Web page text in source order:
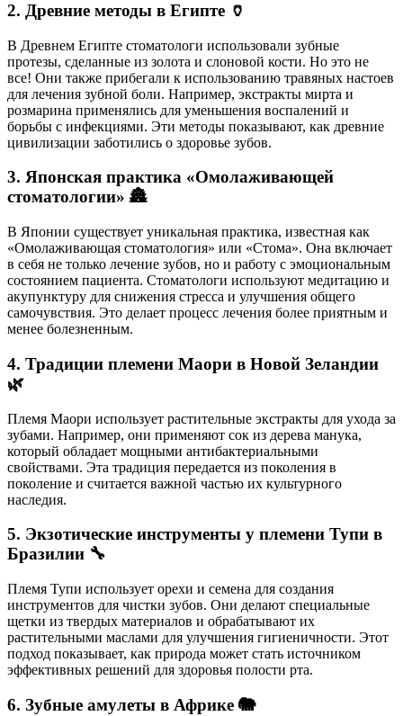
2. Древние методы в Египте 🏺
В Древнем Египте стоматологи использовали зубные
протезы, сделанные из золота и слоновой кости. Но это не
все! Они также прибегали к использованию травяных настоев
для лечения зубной боли. Например, экстракты мирта и
розмарина применялись для уменьшения воспалений и
борьбы с инфекциями. Эти методы показывают, как древние
цивилизации заботились о здоровье зубов.
3. Японская практика «Омолаживающей
стоматологии» 🏯
В Японии существует уникальная практика, известная как
«Омолаживающая стоматология» или «Стома». Она включает
в себя не только лечение зубов, но и работу с эмоциональным
состоянием пациента. Стоматологи используют медитацию и
акупунктуру для снижения стресса и улучшения общего
самочувствия. Это делает процесс лечения более приятным и
менее болезненным.
4. Традиции племени Маори в Новой Зеландии
🌿
Племя Маори использует растительные экстракты для ухода за
зубами. Например, они применяют сок из дерева манука,
который обладает мощными антибактериальными
свойствами. Эта традиция передается из поколения в
поколение и считается важной частью их культурного
наследия.
5. Экзотические инструменты у племени Тупи в
Бразилии 🔧
Племя Тупи использует орехи и семена для создания
инструментов для чистки зубов. Они делают специальные
щетки из твердых материалов и обрабатывают их
растительными маслами для улучшения гигиеничности. Этот
подход показывает, как природа может стать источником
эффективных решений для здоровья полости рта.
6. Зубные амулеты в Африке 🐘